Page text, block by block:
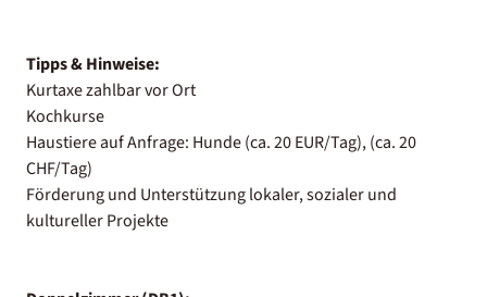
Tipps & Hinweise:
Kurtaxe zahlbar vor Ort
Kochkurse
Haustiere auf Anfrage: Hunde (ca. 20 EUR/Tag), (ca. 20
CHF/Tag)
Förderung und Unterstützung lokaler, sozialer und
kultureller Projekte